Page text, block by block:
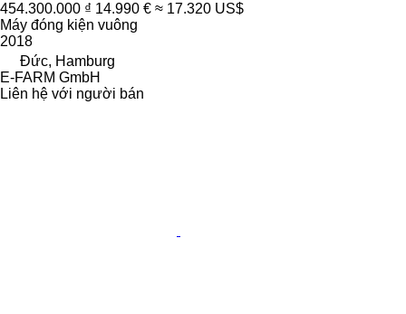
454.300.000 ₫ 14.990 € ≈ 17.320 US$
Máy đóng kiện vuông
2018
Đức, Hamburg
E-FARM GmbH
Liên hệ với người bán